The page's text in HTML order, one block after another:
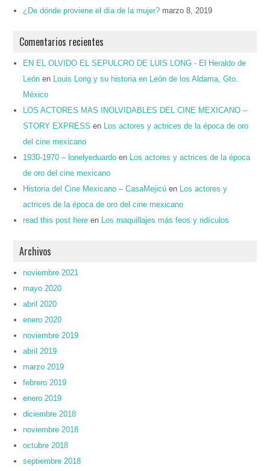
¿De dónde proviene el día de la mujer? marzo 8, 2019
Comentarios recientes
EN EL OLVIDO EL SEPULCRO DE LUIS LONG - El Heraldo de
León en
Louis Long y su historia en León de los Aldama, Gto.
México
LOS ACTORES MAS INOLVIDABLES DEL CINE MEXICANO –
STORY EXPRESS en
Los actores y actrices de la época de oro
del cine mexicano
1930-1970 – lonelyeduardo en
Los actores y actrices de la época
de oro del cine mexicano
Historia del Cine Mexicano – CasaMejicú en
Los actores y
actrices de la época de oro del cine mexicano
read this post here en Los maquillajes más feos y ridículos
Archivos
noviembre 2021
mayo 2020
abril 2020
enero 2020
noviembre 2019
abril 2019
marzo 2019
febrero 2019
enero 2019
diciembre 2018
noviembre 2018
octubre 2018
septiembre 2018